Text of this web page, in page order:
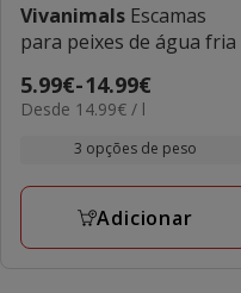
Vivanimals Escamas
para peixes de água fria
Preço
de
14.99€
5.99€-14.99€
14.99€
Desde 14.99€ / l
3 opções de peso
Adicionar